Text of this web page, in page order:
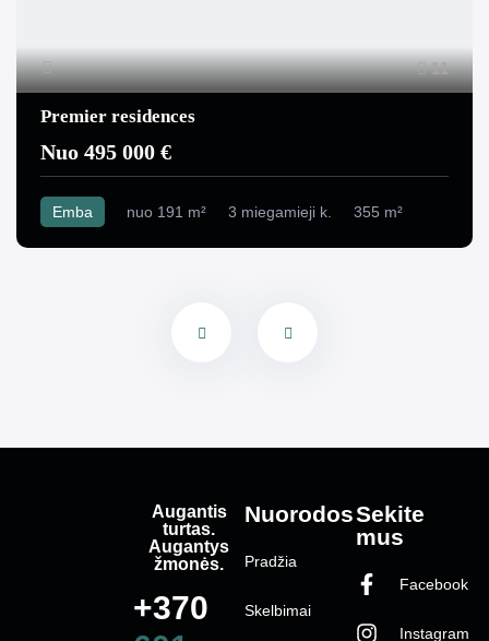
11
Premier residences
Nuo 495 000 €
Emba nuo 191 m² 3 miegamieji k. 355 m²
Nuorodos
Pradžia
Skelbimai
Sekite
mus
Facebook
Instagram
Augantis
turtas.
Augantys
žmonės.
+370